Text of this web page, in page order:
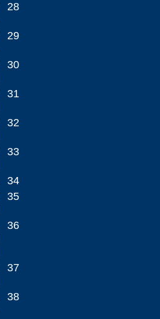
28
29
30
31
32
33
34
35
36
37
38